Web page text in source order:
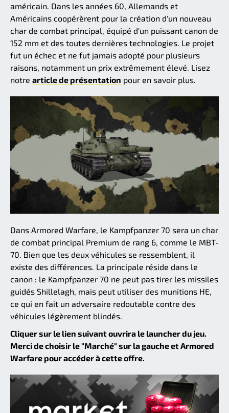
américain. Dans les années 60, Allemands et
Américains coopérèrent pour la création d'un nouveau
char de combat principal, équipé d'un puissant canon de
152 mm et des toutes dernières technologies. Le projet
fut un échec et ne fut jamais adopté pour plusieurs
raisons, notamment un prix extrêmement élevé. Lisez
notre article de présentation pour en savoir plus.
Dans Armored Warfare, le Kampfpanzer 70 sera un char
de combat principal Premium de rang 6, comme le MBT-
70. Bien que les deux véhicules se ressemblent, il
existe des différences. La principale réside dans le
canon : le Kampfpanzer 70 ne peut pas tirer les missiles
guidés Shillelagh, mais peut utiliser des munitions HE,
ce qui en fait un adversaire redoutable contre des
véhicules légèrement blindés.
Cliquer sur le lien suivant ouvrira le launcher du jeu.
Merci de choisir le "Marché" sur la gauche et Armored
Warfare pour accéder à cette offre.